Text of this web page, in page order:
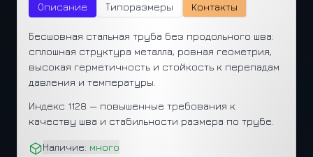
Описание Типоразмеры Контакты
Бесшовная стальная труба без продольного шва:
сплошная структура металла, ровная геометрия,
высокая герметичность и стойкость к перепадам
давления и температуры.
Индекс 1128 — повышенные требования к
качеству шва и стабильности размера по трубе.
Наличие: много